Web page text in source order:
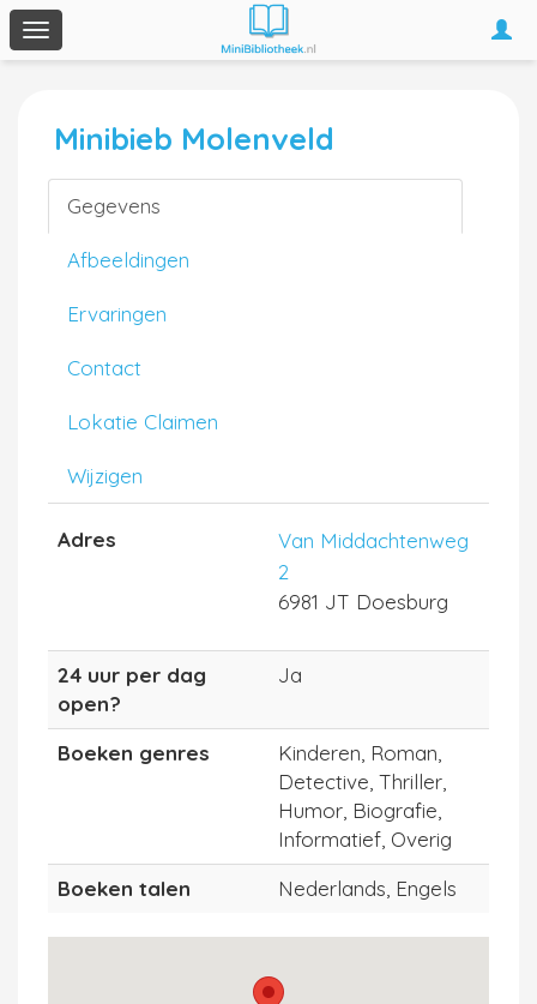
Toggle
navigation
Minibieb Molenveld
Gegevens
Afbeeldingen
Ervaringen
Contact
Lokatie Claimen
Wijzigen
Adres
Van Middachtenweg
2
6981 JT Doesburg
24 uur per dag
open?
Ja
Boeken genres
Kinderen, Roman,
Detective, Thriller,
Humor, Biografie,
Informatief, Overig
Boeken talen
Nederlands, Engels